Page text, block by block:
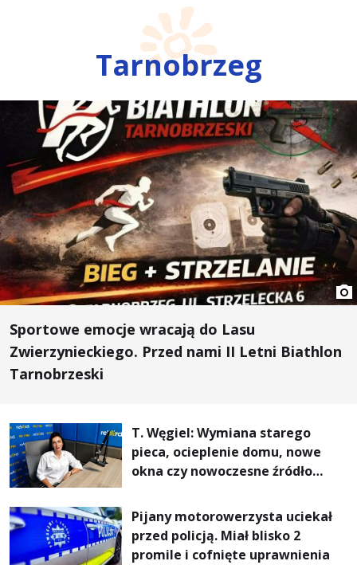
Tarnobrzeg
Sportowe emocje wracają do Lasu
Zwierzynieckiego. Przed nami II Letni Biathlon
Tarnobrzeski
T. Węgiel: Wymiana starego
pieca, ocieplenie domu, nowe
okna czy nowoczesne źródło
rachunki za energię, lepszy
komfort życia i... czystsze
powietrze
Pijany motorowerzysta uciekał
przed policją. Miał blisko 2
promile i cofnięte uprawnienia